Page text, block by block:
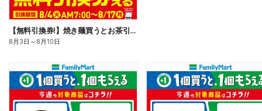
【無料引換券!】焼き麺買うとお茶引換券貰える!
8月3日 ～8月10日